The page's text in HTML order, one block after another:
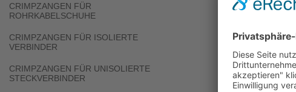
CRIMPZANGEN FÜR
ROHRKABELSCHUHE
CRIMPZANGEN FÜR ISOLIERTE
VERBINDER
CRIMPZANGEN FÜR UNISOLIERTE
STECKVERBINDER